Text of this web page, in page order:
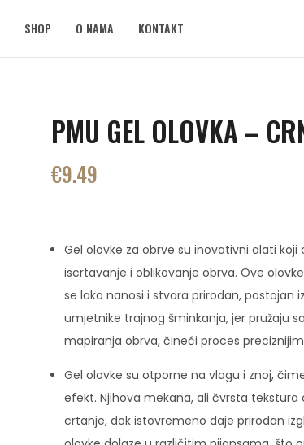
SHOP O NAMA KONTAKT
PMU GEL OLOVKA –
€9.49
Gel olovke za obrve su inovativni alati
iscrtavanje i oblikovanje obrva. Ove
se lako nanosi i stvara prirodan, postojan
umjetnike trajnog šminkanja, jer pružaju
mapiranja obrva, čineći proces
Gel olovke su otporne na vlagu i znoj,
efekt. Njihova mekana, ali čvrsta
crtanje, dok istovremeno daje prirodan